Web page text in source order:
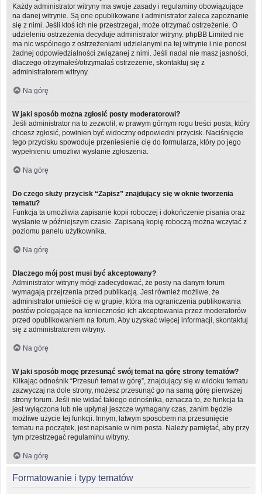
Każdy administrator witryny ma swoje zasady i regulaminy obowiązujące
na danej witrynie. Są one opublikowane i administrator zaleca zapoznanie
się z nimi. Jeśli ktoś ich nie przestrzegał, może otrzymać ostrzeżenie. O
udzieleniu ostrzeżenia decyduje administrator witryny. phpBB Limited nie
ma nic wspólnego z ostrzeżeniami udzielanymi na tej witrynie i nie ponosi
żadnej odpowiedzialności związanej z nimi. Jeśli nadal nie masz jasności,
dlaczego otrzymałeś/otrzymałaś ostrzeżenie, skontaktuj się z
administratorem witryny.
Na górę
W jaki sposób można zgłosić posty moderatorowi?
Jeśli administrator na to zezwolił, w prawym górnym rogu treści posta, który
chcesz zgłosić, powinien być widoczny odpowiedni przycisk. Naciśnięcie
tego przycisku spowoduje przeniesienie cię do formularza, który po jego
wypełnieniu umożliwi wysłanie zgłoszenia.
Na górę
Do czego służy przycisk “Zapisz” znajdujący się w oknie tworzenia
tematu?
Funkcja ta umożliwia zapisanie kopii roboczej i dokończenie pisania oraz
wysłanie w późniejszym czasie. Zapisaną kopię roboczą można wczytać z
poziomu panelu użytkownika.
Na górę
Dlaczego mój post musi być akceptowany?
Administrator witryny mógł zadecydować, że posty na danym forum
wymagają przejrzenia przed publikacją. Jest również możliwe, że
administrator umieścił cię w grupie, która ma ograniczenia publikowania
postów polegające na konieczności ich akceptowania przez moderatorów
przed opublikowaniem na forum. Aby uzyskać więcej informacji, skontaktuj
się z administratorem witryny.
Na górę
W jaki sposób mogę przesunąć swój temat na górę strony tematów?
Klikając odnośnik “Przesuń temat w górę”, znajdujący się w widoku tematu
zazwyczaj na dole strony, możesz przesunąć go na samą górę pierwszej
strony forum. Jeśli nie widać takiego odnośnika, oznacza to, że funkcja ta
jest wyłączona lub nie upłynął jeszcze wymagany czas, zanim będzie
możliwe użycie tej funkcji. Innym, łatwym sposobem na przesunięcie
tematu na początek, jest napisanie w nim posta. Należy pamiętać, aby przy
tym przestrzegać regulaminu witryny.
Na górę
Formatowanie i typy tematów